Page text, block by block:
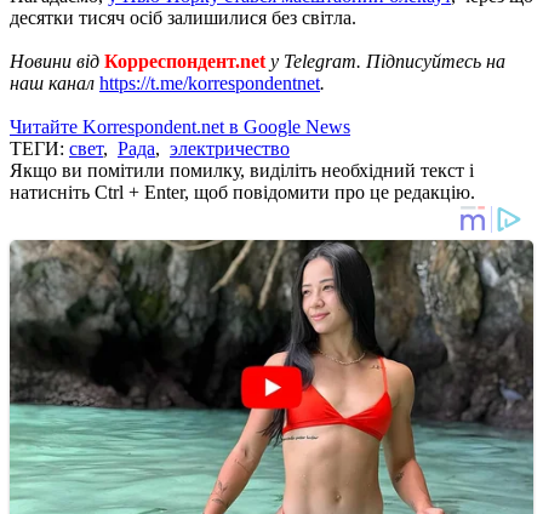
десятки тисяч осіб залишилися без світла.
Новини від Корреспондент.net у Telegram. Підписуйтесь на
наш канал https://t.me/korrespondentnet.
Читайте Korrespondent.net в Google News
ТЕГИ: свет, Рада, электричество
Якщо ви помітили помилку, виділіть необхідний текст і
натисніть Ctrl + Enter, щоб повідомити про це редакцію.